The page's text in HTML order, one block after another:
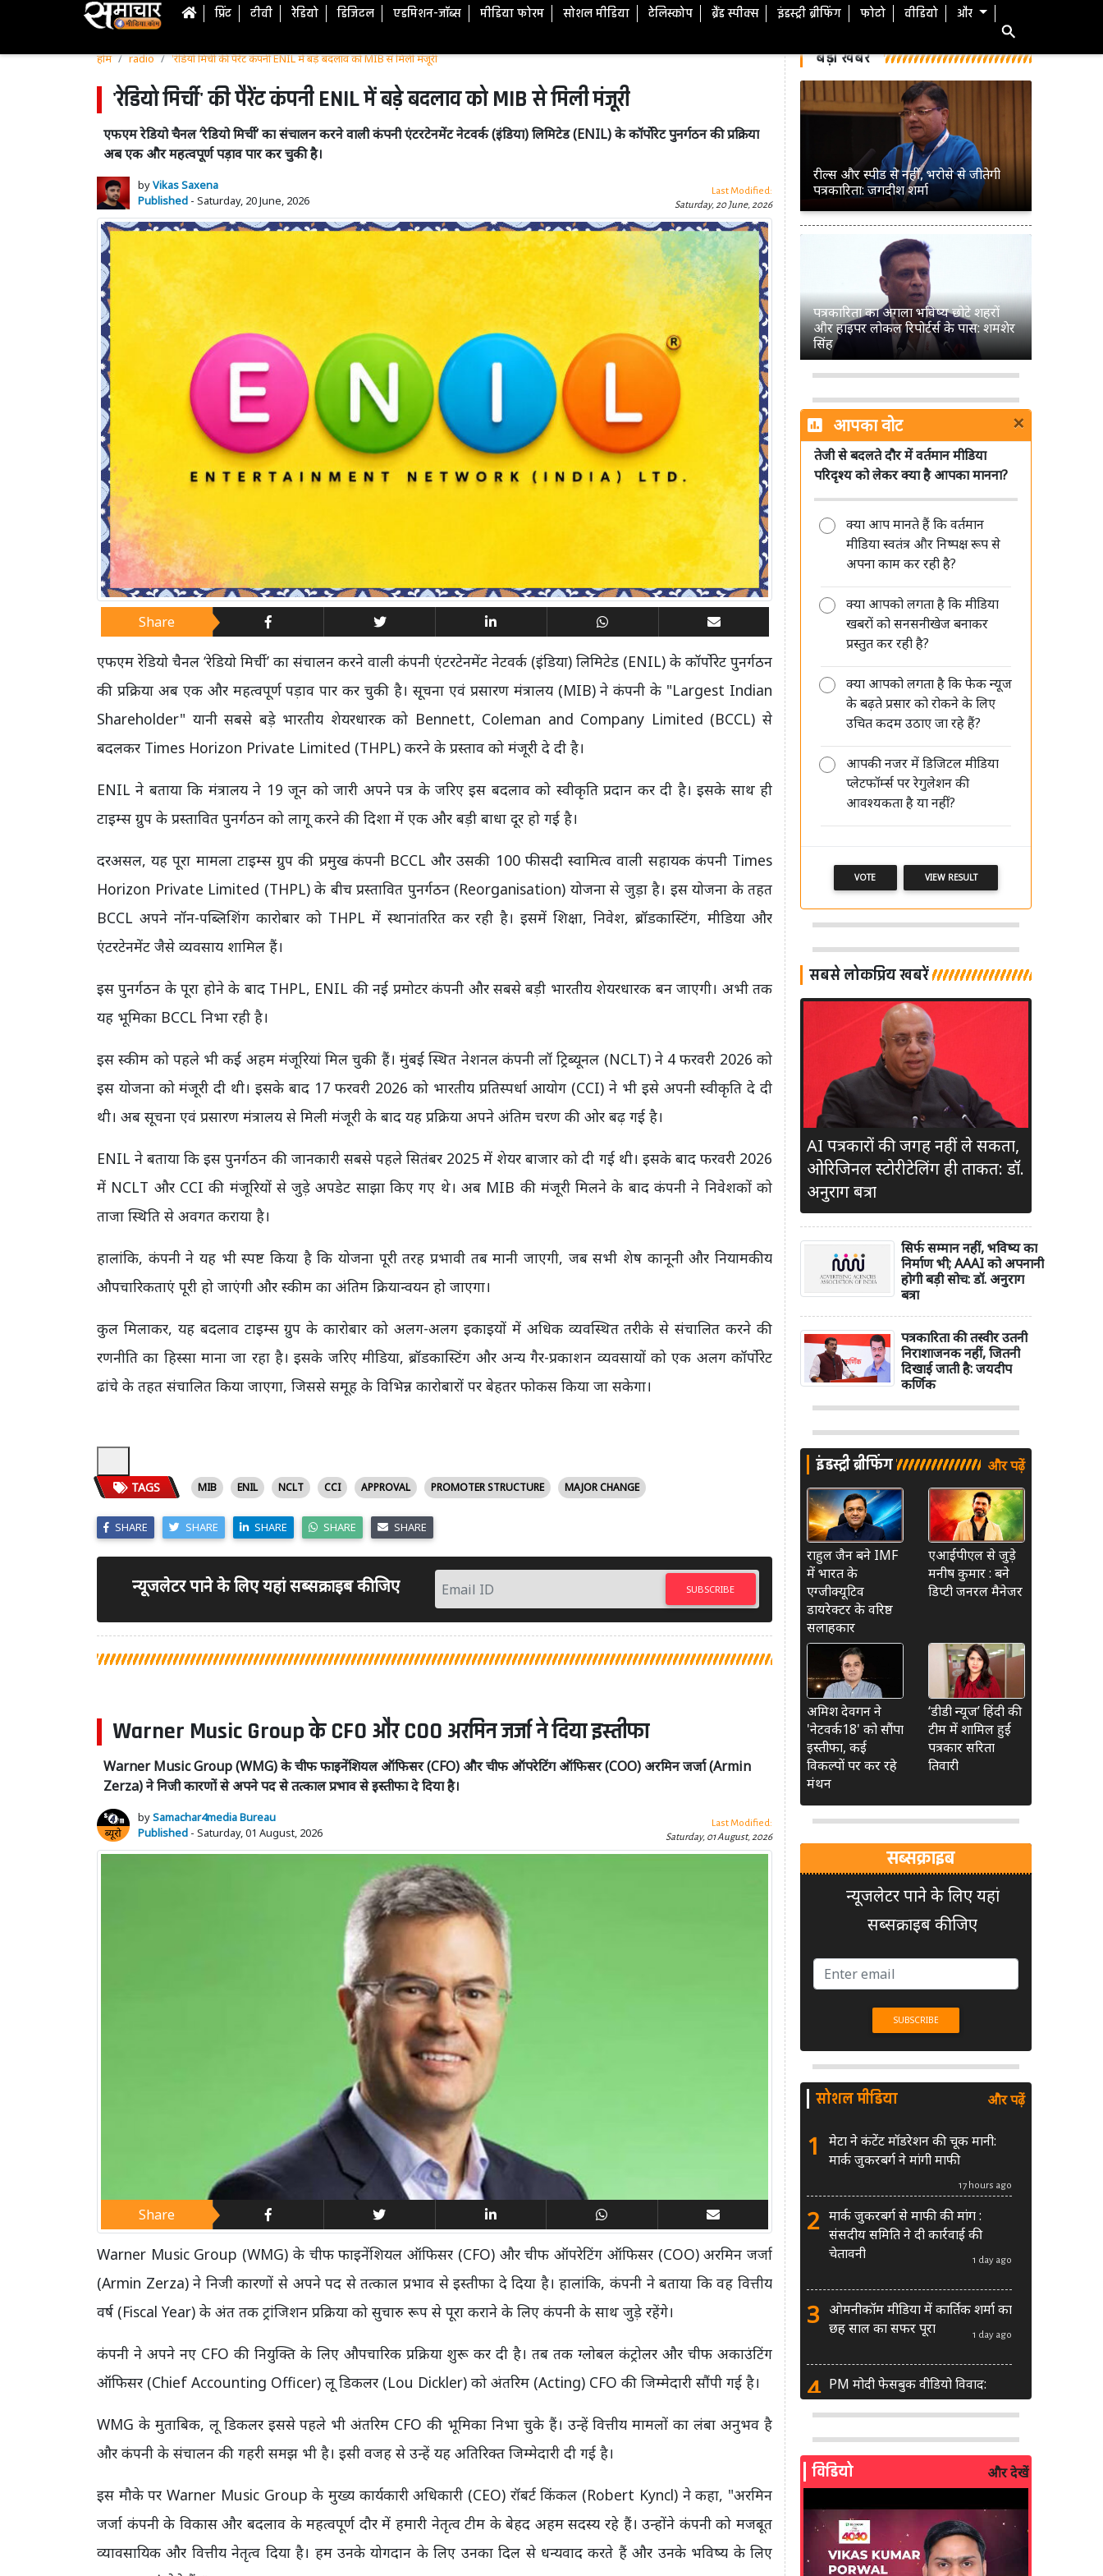
प्रिंट टीवी रेडियो डिजिटल एडमिशन-जॉब्स मीडिया फोरम सोशल मीडिया टेलिस्कोप ब्रैंड स्पीक्स इंडस्ट्री ब्रीफिंग फोटो वीडियो और
होम radio 'रेडियो मिर्ची' की पैरेंट कंपनी ENIL में बड़े बदलाव को MIB से मिली मंजूरी
'रेडियो मिर्ची' की पैरेंट कंपनी ENIL में बड़े बदलाव को MIB से मिली मंजूरी
एफएम रेडियो चैनल ‘रेडियो मिर्ची’ का संचालन करने वाली कंपनी एंटरटेनमेंट नेटवर्क (इंडिया) लिमिटेड (ENIL) के कॉर्पोरेट पुनर्गठन की प्रक्रिया
अब एक और महत्वपूर्ण पड़ाव पार कर चुकी है।
byVikas Saxena
Published - Saturday, 20 June, 2026
Last Modified:
Saturday, 20 June, 2026
Share
एफएम रेडियो चैनल ‘रेडियो मिर्ची’ का संचालन करने वाली कंपनी एंटरटेनमेंट नेटवर्क (इंडिया) लिमिटेड (ENIL) के कॉर्पोरेट पुनर्गठन
की प्रक्रिया अब एक और महत्वपूर्ण पड़ाव पार कर चुकी है। सूचना एवं प्रसारण मंत्रालय (MIB) ने कंपनी के "Largest Indian
Shareholder" यानी सबसे बड़े भारतीय शेयरधारक को Bennett, Coleman and Company Limited (BCCL) से
बदलकर Times Horizon Private Limited (THPL) करने के प्रस्ताव को मंजूरी दे दी है।
ENIL ने बताया कि मंत्रालय ने 19 जून को जारी अपने पत्र के जरिए इस बदलाव को स्वीकृति प्रदान कर दी है। इसके साथ ही
टाइम्स ग्रुप के प्रस्तावित पुनर्गठन को लागू करने की दिशा में एक और बड़ी बाधा दूर हो गई है।
दरअसल, यह पूरा मामला टाइम्स ग्रुप की प्रमुख कंपनी BCCL और उसकी 100 फीसदी स्वामित्व वाली सहायक कंपनी Times
Horizon Private Limited (THPL) के बीच प्रस्तावित पुनर्गठन (Reorganisation) योजना से जुड़ा है। इस योजना के तहत
BCCL अपने नॉन-पब्लिशिंग कारोबार को THPL में स्थानांतरित कर रही है। इसमें शिक्षा, निवेश, ब्रॉडकास्टिंग, मीडिया और
एंटरटेनमेंट जैसे व्यवसाय शामिल हैं।
इस पुनर्गठन के पूरा होने के बाद THPL, ENIL की नई प्रमोटर कंपनी और सबसे बड़ी भारतीय शेयरधारक बन जाएगी। अभी तक
यह भूमिका BCCL निभा रही है।
इस स्कीम को पहले भी कई अहम मंजूरियां मिल चुकी हैं। मुंबई स्थित नेशनल कंपनी लॉ ट्रिब्यूनल (NCLT) ने 4 फरवरी 2026 को
इस योजना को मंजूरी दी थी। इसके बाद 17 फरवरी 2026 को भारतीय प्रतिस्पर्धा आयोग (CCI) ने भी इसे अपनी स्वीकृति दे दी
थी। अब सूचना एवं प्रसारण मंत्रालय से मिली मंजूरी के बाद यह प्रक्रिया अपने अंतिम चरण की ओर बढ़ गई है।
ENIL ने बताया कि इस पुनर्गठन की जानकारी सबसे पहले सितंबर 2025 में शेयर बाजार को दी गई थी। इसके बाद फरवरी 2026
में NCLT और CCI की मंजूरियों से जुड़े अपडेट साझा किए गए थे। अब MIB की मंजूरी मिलने के बाद कंपनी ने निवेशकों को
ताजा स्थिति से अवगत कराया है।
हालांकि, कंपनी ने यह भी स्पष्ट किया है कि योजना पूरी तरह प्रभावी तब मानी जाएगी, जब सभी शेष कानूनी और नियामकीय
औपचारिकताएं पूरी हो जाएंगी और स्कीम का अंतिम क्रियान्वयन हो जाएगा।
कुल मिलाकर, यह बदलाव टाइम्स ग्रुप के कारोबार को अलग-अलग इकाइयों में अधिक व्यवस्थित तरीके से संचालित करने की
रणनीति का हिस्सा माना जा रहा है। इसके जरिए मीडिया, ब्रॉडकास्टिंग और अन्य गैर-प्रकाशन व्यवसायों को एक अलग कॉर्पोरेट
ढांचे के तहत संचालित किया जाएगा, जिससे समूह के विभिन्न कारोबारों पर बेहतर फोकस किया जा सकेगा।
TAGS MIB ENIL NCLT CCI APPROVAL PROMOTER STRUCTURE MAJOR CHANGE
SHARE SHARE SHARE SHARE SHARE
न्यूजलेटर पाने के लिए यहां सब्सक्राइब कीजिए SUBSCRIBE
Warner Music Group के CFO और COO अरमिन जर्जा ने दिया इस्तीफा
Warner Music Group (WMG) के चीफ फाइनेंशियल ऑफिसर (CFO) और चीफ ऑपरेटिंग ऑफिसर (COO) अरमिन जर्जा (Armin
Zerza) ने निजी कारणों से अपने पद से तत्काल प्रभाव से इस्तीफा दे दिया है।
bySamachar4media Bureau
Published - Saturday, 01 August, 2026
Last Modified:
Saturday, 01 August, 2026
Share
Warner Music Group (WMG) के चीफ फाइनेंशियल ऑफिसर (CFO) और चीफ ऑपरेटिंग ऑफिसर (COO) अरमिन जर्जा
(Armin Zerza) ने निजी कारणों से अपने पद से तत्काल प्रभाव से इस्तीफा दे दिया है। हालांकि, कंपनी ने बताया कि वह वित्तीय
वर्ष (Fiscal Year) के अंत तक ट्रांजिशन प्रक्रिया को सुचारु रूप से पूरा कराने के लिए कंपनी के साथ जुड़े रहेंगे।
कंपनी ने अपने नए CFO की नियुक्ति के लिए औपचारिक प्रक्रिया शुरू कर दी है। तब तक ग्लोबल कंट्रोलर और चीफ अकाउंटिंग
ऑफिसर (Chief Accounting Officer) लू डिकलर (Lou Dickler) को अंतरिम (Acting) CFO की जिम्मेदारी सौंपी गई है।
WMG के मुताबिक, लू डिकलर इससे पहले भी अंतरिम CFO की भूमिका निभा चुके हैं। उन्हें वित्तीय मामलों का लंबा अनुभव है
और कंपनी के संचालन की गहरी समझ भी है। इसी वजह से उन्हें यह अतिरिक्त जिम्मेदारी दी गई है।
इस मौके पर Warner Music Group के मुख्य कार्यकारी अधिकारी (CEO) रॉबर्ट किंकल (Robert Kyncl) ने कहा, "अरमिन
जर्जा कंपनी के विकास और बदलाव के महत्वपूर्ण दौर में हमारी नेतृत्व टीम के बेहद अहम सदस्य रहे हैं। उन्होंने कंपनी को मजबूत
व्यावसायिक और वित्तीय नेतृत्व दिया है। हम उनके योगदान के लिए उनका दिल से धन्यवाद करते हैं और उनके भविष्य के लिए
बड़ी खबरें
रील्स और स्पीड से नहीं, भरोसे से जीतेगी
पत्रकारिता: जगदीश शर्मा
पत्रकारिता का अगला भविष्य छोटे शहरों
और हाइपर लोकल रिपोर्टर्स के पास: शमशेर
सिंह
मीडिया की जवाबदेही सिर्फ जनता के प्रति
है, किसी सत्ता या विपक्ष के प्रति नहीं: रंजीत
कुमार
मीडिया की साख बचानी है तो पहले खुद
अपने पेशे का सम्मान करें: आलोक मेहता
अमिश देवगन ने 'नेटवर्क18' को सौंपा
इस्तीफा, कई विकल्पों पर कर रहे मंथन
आपका वोट ×
तेजी से बदलते दौर में वर्तमान मीडिया
परिदृश्य को लेकर क्या है आपका मानना?
क्या आप मानते हैं कि वर्तमान
मीडिया स्वतंत्र और निष्पक्ष रूप से
अपना काम कर रही है?
क्या आपको लगता है कि मीडिया
खबरों को सनसनीखेज बनाकर
प्रस्तुत कर रही है?
क्या आपको लगता है कि फेक न्यूज
के बढ़ते प्रसार को रोकने के लिए
उचित कदम उठाए जा रहे हैं?
आपकी नजर में डिजिटल मीडिया
प्लेटफॉर्म्स पर रेगुलेशन की
आवश्यकता है या नहीं?
VOTE VIEW RESULT
सबसे लोकप्रिय खबरें
AI पत्रकारों की जगह नहीं ले सकता,
ओरिजिनल स्टोरीटेलिंग ही ताकत: डॉ.
अनुराग बत्रा
सिर्फ सम्मान नहीं, भविष्य का
निर्माण भी; AAAI को अपनानी
होगी बड़ी सोच: डॉ. अनुराग
बत्रा
पत्रकारिता की तस्वीर उतनी
निराशाजनक नहीं, जितनी
दिखाई जाती है: जयदीप
कर्णिक
इंडस्ट्री ब्रीफिंग और पढ़ें
राहुल जैन बने IMF
में भारत के
एग्जीक्यूटिव
डायरेक्टर के वरिष्ठ
सलाहकार
एआईपीएल से जुड़े
मनीष कुमार : बने
डिप्टी जनरल मैनेजर
अमिश देवगन ने
'नेटवर्क18' को सौंपा
इस्तीफा, कई
विकल्पों पर कर रहे
मंथन
‘डीडी न्यूज’ हिंदी की
टीम में शामिल हुईं
पत्रकार सरिता
तिवारी
सब्सक्राइब
न्यूजलेटर पाने के लिए यहां
सब्सक्राइब कीजिए
सोशल मीडिया और पढ़ें
1
मेटा ने कंटेंट मॉडरेशन की चूक मानी:
मार्क जुकरबर्ग ने मांगी माफी
17 hours ago
2 मार्क जुकरबर्ग से माफी की मांग :
संसदीय समिति ने दी कार्रवाई की
चेतावनी
1 day ago
3 ओमनीकॉम मीडिया में कार्तिक शर्मा का
छह साल का सफर पूरा
1 day ago
4 PM मोदी फेसबुक वीडियो विवाद:
MeitY से मिलेगी मेटा की ग्लोबल टीम
5 AI से बने फर्जी पोस्ट पर LinkedIn
की सख्ती: लॉन्च किए नए मॉडरेशन
6
सरकार दे रही बड़ा मौका: शॉर्ट वीडियो
बनाने वाले क्रिएटर्स जीत सकते हैं ₹5
विडियो और देखें